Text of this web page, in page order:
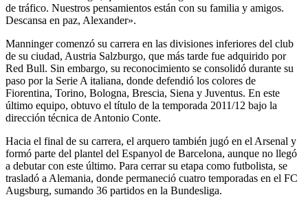
de tráfico. Nuestros pensamientos están con su familia y amigos.
Descansa en paz, Alexander».
Manninger comenzó su carrera en las divisiones inferiores del club
de su ciudad, Austria Salzburgo, que más tarde fue adquirido por
Red Bull. Sin embargo, su reconocimiento se consolidó durante su
paso por la Serie A italiana, donde defendió los colores de
Fiorentina, Torino, Bologna, Brescia, Siena y Juventus. En este
último equipo, obtuvo el título de la temporada 2011/12 bajo la
dirección técnica de Antonio Conte.
Hacia el final de su carrera, el arquero también jugó en el Arsenal y
formó parte del plantel del Espanyol de Barcelona, aunque no llegó
a debutar con este último. Para cerrar su etapa como futbolista, se
trasladó a Alemania, donde permaneció cuatro temporadas en el FC
Augsburg, sumando 36 partidos en la Bundesliga.